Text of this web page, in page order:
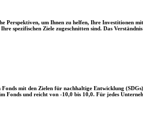
Perspektiven, um Ihnen zu helfen, Ihre Investitionen
spezifischen Ziele zugeschnitten sind. Das
mit den Zielen für nachhaltige Entwicklung
Fonds und reicht von -10,0 bis 10,0. Für jedes